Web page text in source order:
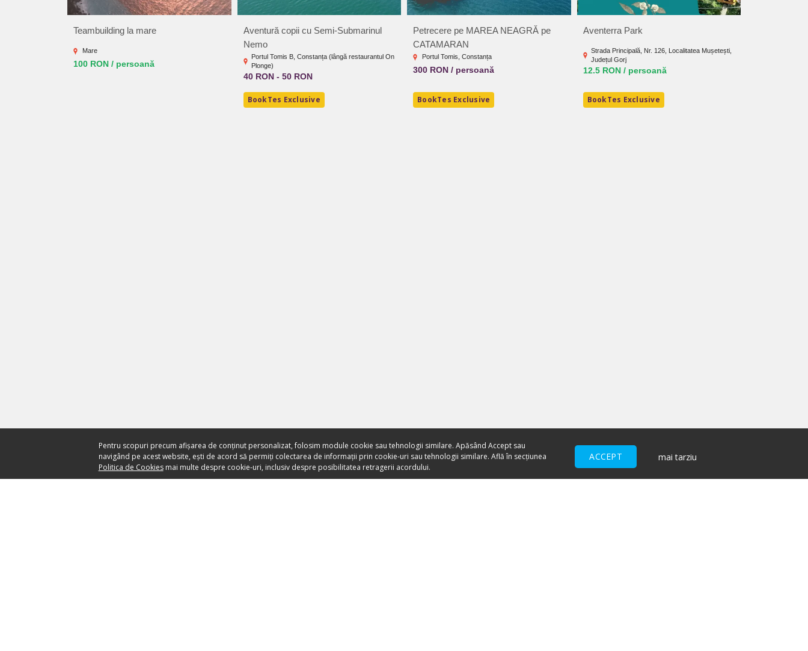
Teambuilding la mare
Mare
100 RON / persoană
Aventură copii cu Semi-Submarinul
Nemo
Portul Tomis B, Constanța (lângă restaurantul On
Plonge)
40 RON - 50 RON
BookTes Exclusive
Petrecere pe MAREA NEAGRĂ pe
CATAMARAN
Portul Tomis, Constanța
300 RON / persoană
BookTes Exclusive
Aventerra Park
Strada Principală, Nr. 126, Localitatea Mușetești,
Județul Gorj
12.5 RON / persoană
BookTes Exclusive
Pentru scopuri precum afișarea de conținut personalizat, folosim module cookie sau tehnologii similare. Apăsând Accept sau
navigând pe acest website, ești de acord să permiți colectarea de informații prin cookie-uri sau tehnologii similare. Află în secțiunea
Politica de Cookiesmai multe despre cookie-uri, inclusiv despre posibilitatea retragerii acordului.
ACCEPT mai tarziu